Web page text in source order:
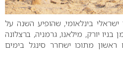
בינלאומי, שהופיע השנה על
בניו יורק, מילאנו, גרמניה, ברצלונה
מתוכו ישחרר סינגל בימים